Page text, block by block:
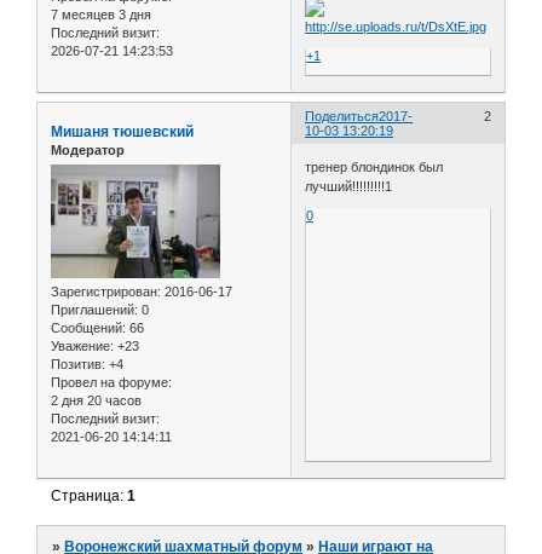
7 месяцев 3 дня
Последний визит:
2026-07-21 14:23:53
+1
Поделиться 2
2017-
10-03 13:20:19
Мишаня тюшевский
Модератор
Зарегистрирован: 2016-06-17
Приглашений: 0
Сообщений: 66
Уважение: +23
Позитив: +4
Провел на форуме:
2 дня 20 часов
Последний визит:
2021-06-20 14:14:11
тренер блондинок был
лучший!!!!!!!!!1
0
Страница:1
» Воронежский шахматный форум » Наши играют на